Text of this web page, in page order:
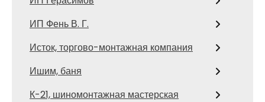
ИП Фень В. Г.
Исток, торгово-монтажная компания
Ишим, баня
К-21, шиномонтажная мастерская